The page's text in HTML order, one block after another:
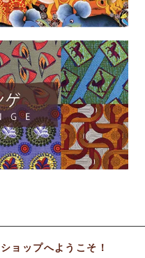
ョップへようこそ！